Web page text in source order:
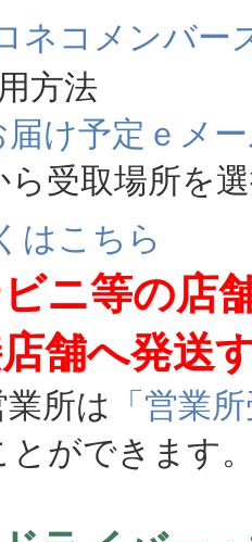
ネコメンバー
方法
届け予定ｅメ
ら受取場所を
はこちら
ニ等の店
舗へ発送
所は 「営業
とができます